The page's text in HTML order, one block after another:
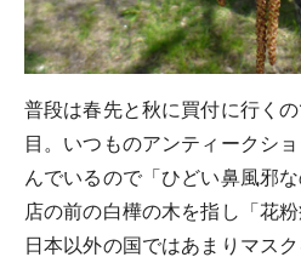
普段は春先と秋に買付に行く
目。いつものアンティークシ
んでいるので「ひどい鼻風邪
店の前の白樺の木を指し「花粉
日本以外の国ではあまりマス